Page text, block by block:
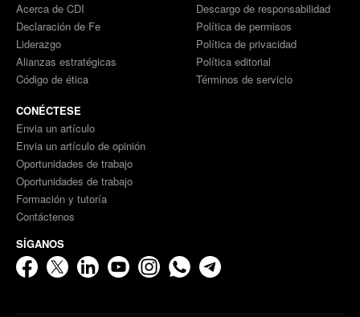
Acerca de CDI
Declaración de Fe
Liderazgo
Alianzas estratégicas
Código de ética
Descargo de responsabilidad
Política de permisos
Política de privacidad
Política editorial
Términos de servicio
CONÉCTESE
Envia un artículo
Envia un artículo de opinión
Oportunidades de trabajo
Oportunidades de trabajo
Formación y tutoría
Contáctenos
SÍGANOS